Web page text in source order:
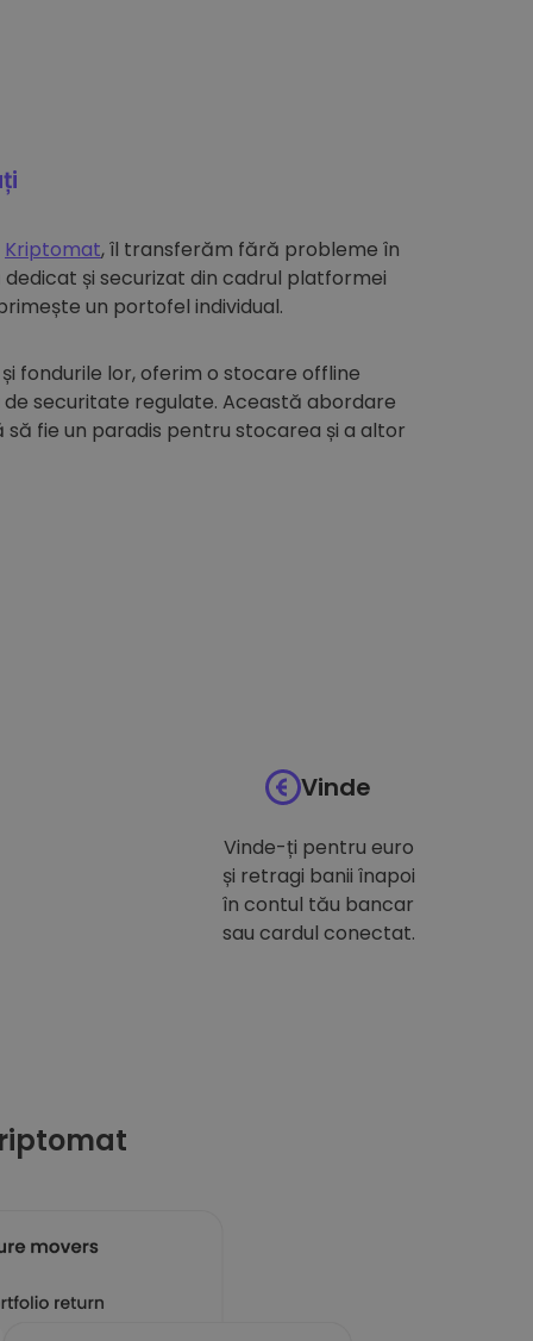
Kriptomat, îl transferăm fără probleme în
și securizat din cadrul platformei
un portofel individual.
fondurile lor, oferim o stocare offline
securitate regulate. Această abordare
fie un paradis pentru stocarea și a altor
Vinde
Vinde-ți pentru euro
și retragi banii înapoi
în contul tău bancar
sau cardul conectat.